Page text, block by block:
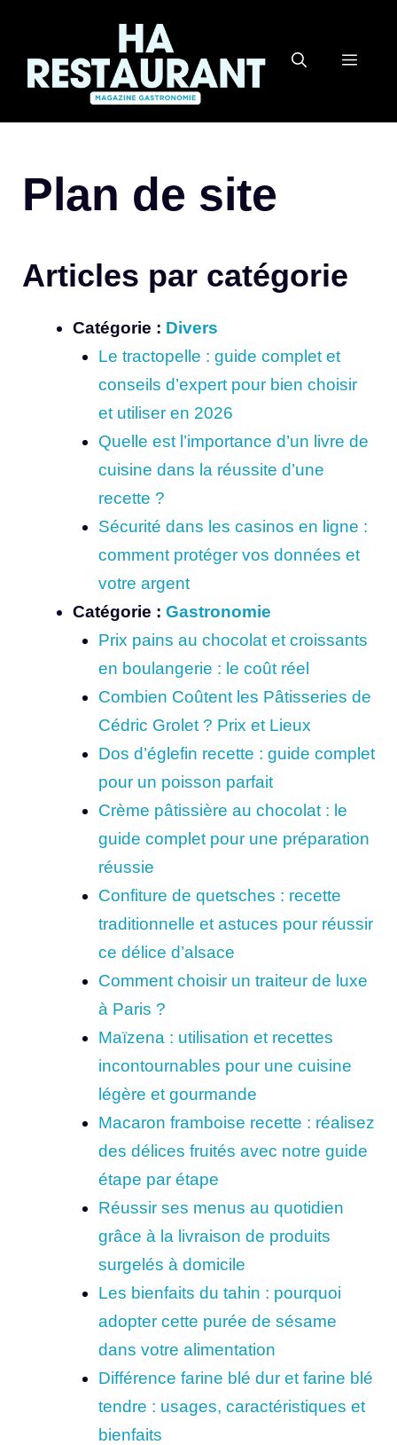
contenu
Plan de site
Articles par catégorie
Catégorie : Divers
Le tractopelle : guide complet et
conseils d’expert pour bien choisir
et utiliser en 2026
Quelle est l’importance d’un livre de
cuisine dans la réussite d’une
recette ?
Sécurité dans les casinos en ligne :
comment protéger vos données et
votre argent
Catégorie : Gastronomie
Prix pains au chocolat et croissants
en boulangerie : le coût réel
Combien Coûtent les Pâtisseries de
Cédric Grolet ? Prix et Lieux
Dos d’églefin recette : guide complet
pour un poisson parfait
Crème pâtissière au chocolat : le
guide complet pour une préparation
réussie
Confiture de quetsches : recette
traditionnelle et astuces pour réussir
ce délice d’alsace
Comment choisir un traiteur de luxe
à Paris ?
Maïzena : utilisation et recettes
incontournables pour une cuisine
légère et gourmande
Macaron framboise recette : réalisez
des délices fruités avec notre guide
étape par étape
Réussir ses menus au quotidien
grâce à la livraison de produits
surgelés à domicile
Les bienfaits du tahin : pourquoi
adopter cette purée de sésame
dans votre alimentation
Différence farine blé dur et farine blé
tendre : usages, caractéristiques et
bienfaits